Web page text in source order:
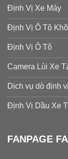
Định Vị Xe Máy
Định Vị Ô Tô
Định Vị Ô Tô
Camera Lùi Xe
Dịch vụ dò định
Định Vị Dầu Xe
FANPAGE